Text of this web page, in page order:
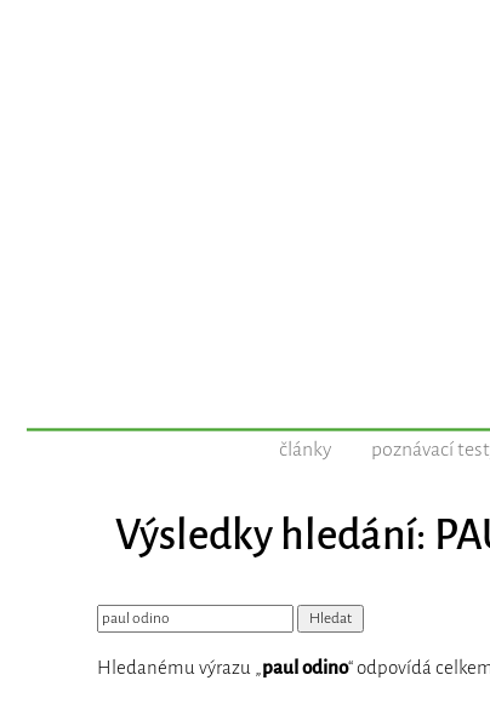
články poznávací
Výsledky hledání:
Hledanému výrazu „ paul odino“ odpovídá